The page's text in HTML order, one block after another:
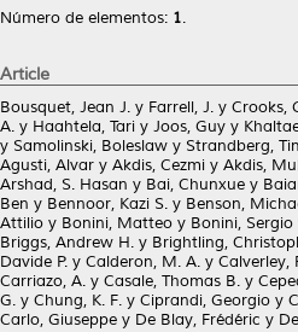
Número de elementos: 1.
Article
Bousquet, Jean J. y Farrell, J. y Crooks,
A. y Haahtela, Tari y Joos, Guy y
y Samolinski, Boleslaw y Strandberg,
Agusti, Alvar y Akdis, Cezmi y Akdis,
Arshad, S. Hasan y Bai, Chunxue y
Ben y Bennoor, Kazi S. y Benson,
Attilio y Bonini, Matteo y Bonini, Sergio
Briggs, Andrew H. y Brightling,
Davide P. y Calderon, M. A. y Calverley,
Carriazo, A. y Casale, Thomas B. y
G. y Chung, K. F. y Ciprandi, Georgio y
Carlo, Giuseppe y De Blay, Frédéric y